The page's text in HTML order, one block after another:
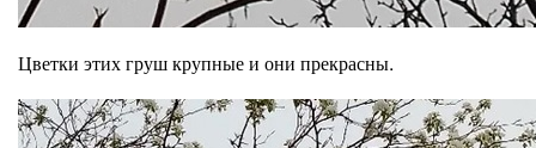
Цветки этих груш крупные и они прекрасны.